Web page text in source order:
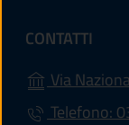
CONTATTI
Via
Telefono: